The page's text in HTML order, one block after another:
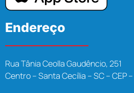
Endereço
Rua Tânia Ceolla Gaudêncio, 251
Centro – Santa Cecília – SC – CEP